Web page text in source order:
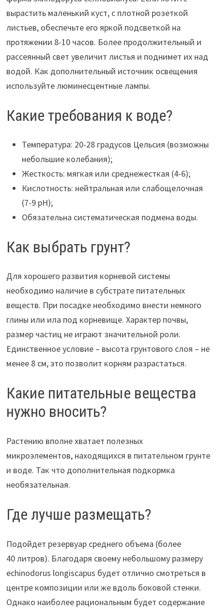
вырастить маленький куст, с плотной розеткой
листьев, обеспечьте его яркой подсветкой на
протяжении 8-10 часов. Более продолжительный и
рассеянный свет увеличит листья и поднимет их над
водой. Как дополнительный источник освещения
используйте люминесцентные лампы.
Какие требования к воде?
Температура: 20-28 градусов Цельсия (возможны
небольшие колебания);
Жесткость: мягкая или среднежесткая (4-6);
Кислотность: нейтральная или слабощелочная
(7-9 рН);
Обязательна систематическая подмена воды.
Как выбрать грунт?
Для хорошего развития корневой системы
необходимо наличие в субстрате питательных
веществ. При посадке необходимо внести немного
глины или ила под корневище. Характер почвы,
размер частиц не играют значительной роли.
Единственное условие – высота грунтового слоя – не
менее 8 см, это позволит корням разрастаться.
Какие питательные вещества
нужно вносить?
Растению вполне хватает полезных
микроэлементов, находящихся в питательном грунте
и воде. Так что дополнительная подкормка
необязательная.
Где лучше размещать?
Подойдет резервуар среднего объема (более
40 литров). Благодаря своему небольшому размеру
echinodorus longiscapus будет отлично смотреться в
центре композиции или же вдоль боковой стенки.
Однако наиболее рациональным будет содержание